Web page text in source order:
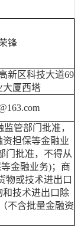
锋
新区科技大道69
大厦西塔
管部门批准，
担保等金融业
门批准，不得从
金融业务)；商
物或技术进出口
和技术进出口除
不含批量金融资